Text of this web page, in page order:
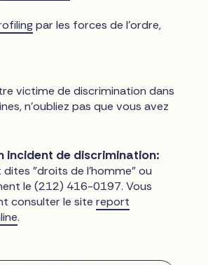
par les forces de l'ordre,
victime de discrimination dans
n'oubliez pas que vous avez
incident de discrimination:
dites "droits de l'homme" ou
le (212) 416-0197. Vous
consulter le sitereport
.